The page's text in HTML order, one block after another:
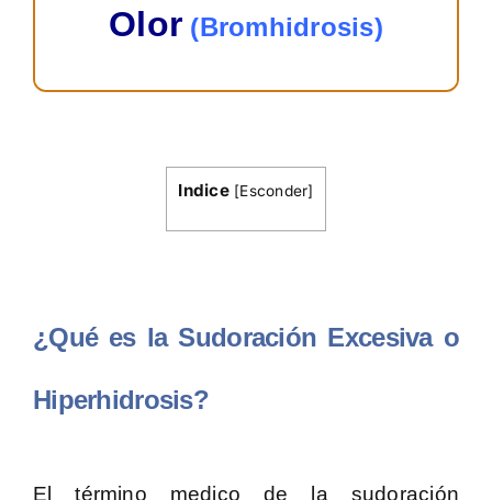
Olor (Bromhidrosis)
Indice [Esconder]
¿Qué es la Sudoración Excesiva o
Hiperhidrosis?
El término medico de la sudoración